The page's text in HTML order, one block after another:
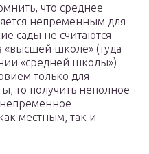
что среднее
непременным для
сады не считаются
«высшей школе» (туда
«средней школы»)
только для
то получить неполное
местным, так и